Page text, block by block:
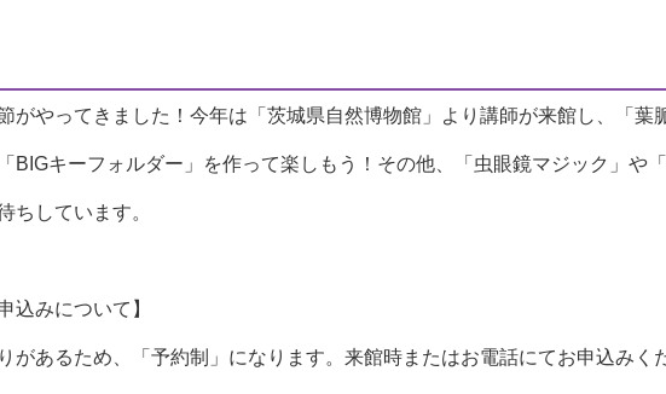
節がやってきました！今年は「茨城県自然博物館」より講師が来館し
BIGキーフォルダー」を作って楽しもう！その他、「虫眼鏡マジック」や
ちしています。
込みについて】
があるため、「予約制」になります。来館時またはお電話にてお申込みく